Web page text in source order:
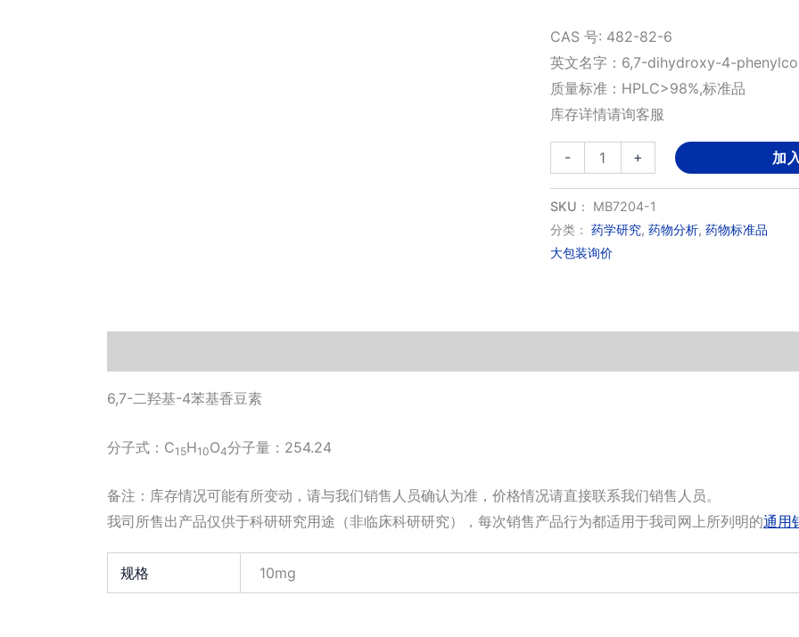
CAS 号: 482-82-6
英文名字：6,7-dihydroxy-4-
质量标准：HPLC>98%,标准品
库存详情请询客服
-
6,7-
二
羟
基-4
苯
豆
+ 加
SKU： MB7204-1
分类： 药学研究, 药物分析, 药物标准品
大包装询价
6,7-二羟基-4苯基香豆素
分子式：C15H10O4分子量：254.24
备注：库存情况可能有所变动，请与我们销售人员确认为准，价格情况请直接联系我们销售人员。
我司所售出产品仅供于科研研究用途（非临床科研研究），每次销售产品行为都适用于我司网上所列明的通用
规格 10mg